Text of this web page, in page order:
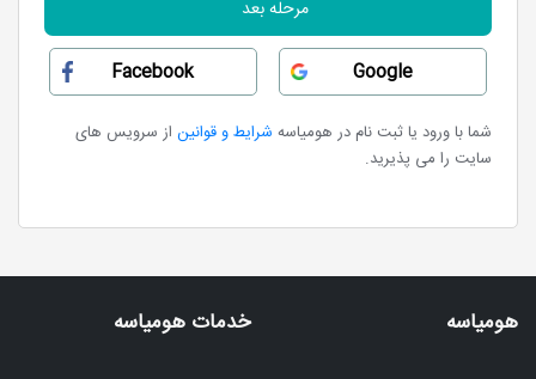
مرحله بعد
شما با ورود یا ثبت نام در هومیاسه شرایط و قوانین از سرویس های
سایت را می پذیرید.
هومیاسه خدمات هومیاسه